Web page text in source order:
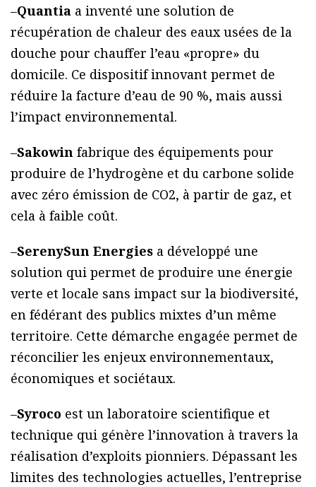
–Quantia a inventé une solution de
récupération de chaleur des eaux usées de la
douche pour chauffer l’eau «propre» du
domicile. Ce dispositif innovant permet de
réduire la facture d’eau de 90 %, mais aussi
l’impact environnemental.
–Sakowin fabrique des équipements pour
produire de l’hydrogène et du carbone solide
avec zéro émission de CO2, à partir de gaz, et
cela à faible coût.
–SerenySun Energies a développé une
solution qui permet de produire une énergie
verte et locale sans impact sur la biodiversité,
en fédérant des publics mixtes d’un même
territoire. Cette démarche engagée permet de
réconcilier les enjeux environnementaux,
économiques et sociétaux.
–Syroco est un laboratoire scientifique et
technique qui génère l’innovation à travers la
réalisation d’exploits pionniers. Dépassant les
limites des technologies actuelles, l’entreprise